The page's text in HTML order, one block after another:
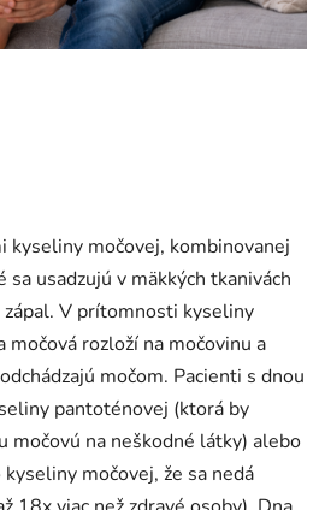
kyseliny močovej, kombinovanej
usadzujú v mäkkých tkanivách
V prítomnosti kyseliny
rozloží na močovinu a
močom. Pacienti s dnou
pantoténovej (ktorá by
močovú na neškodné látky) alebo
močovej, že sa nedá